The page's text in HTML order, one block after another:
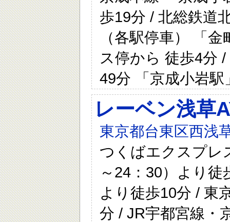
歩19分 / 北総鉄道
（各駅停車） 「
ス停から 徒歩4分
49分 「京成小岩
レーベン浅草
東京都台東区西浅
つくばエクスプレ
～24：30）より
より徒歩10分 / 東
分 / JR宇都宮線・